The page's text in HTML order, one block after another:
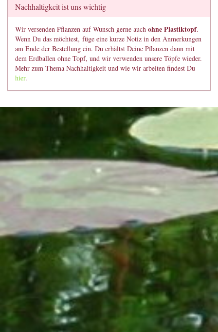
Nachhaltigkeit ist uns wichtig
Wir versenden Pflanzen auf Wunsch gerne auch ohne Plastiktopf.
Wenn Du das möchtest, füge eine kurze Notiz in den Anmerkungen
am Ende der Bestellung ein. Du erhältst Deine Pflanzen dann mit
dem Erdballen ohne Topf, und wir verwenden unsere Töpfe wieder.
Mehr zum Thema Nachhaltigkeit und wie wir arbeiten findest Du
hier.